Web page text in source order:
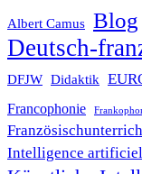
Albert Camus Blog
Deutsch-
DFJW Didaktik
Francophonie
Intelligence